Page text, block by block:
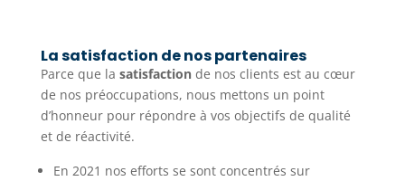
La satisfaction de nos partenaires
Parce que la satisfactionde nos clients est au cœur
de nos préoccupations, nous mettons un point
d’honneur pour répondre à vos objectifs de qualité
et de réactivité.
En 2021 nos efforts se sont concentrés sur